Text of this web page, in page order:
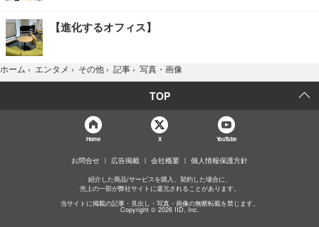
【進化するオフィス】
ホーム › エンタメ › その他 › 記事 › 写真・画像
TOP
Home X YouTube
お問合せ 広告掲載 会社概要 個人情報保護方針
紹介した商品/サービスを購入、契約した場合に、
売上の一部が弊社サイトに還元されることがあります。
当サイトに掲載の記事・見出し・写真・画像の無断転載を禁じます。
Copyright © 2026 IID, Inc.